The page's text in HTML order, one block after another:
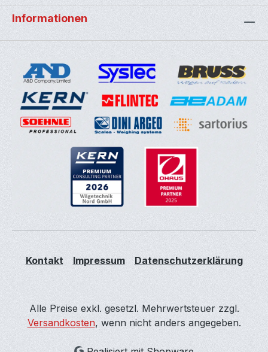
Informationen
Kontakt Impressum Datenschutzerklärung
Alle Preise exkl. gesetzl. Mehrwertsteuer zzgl.
Versandkosten, wenn nicht anders angegeben.